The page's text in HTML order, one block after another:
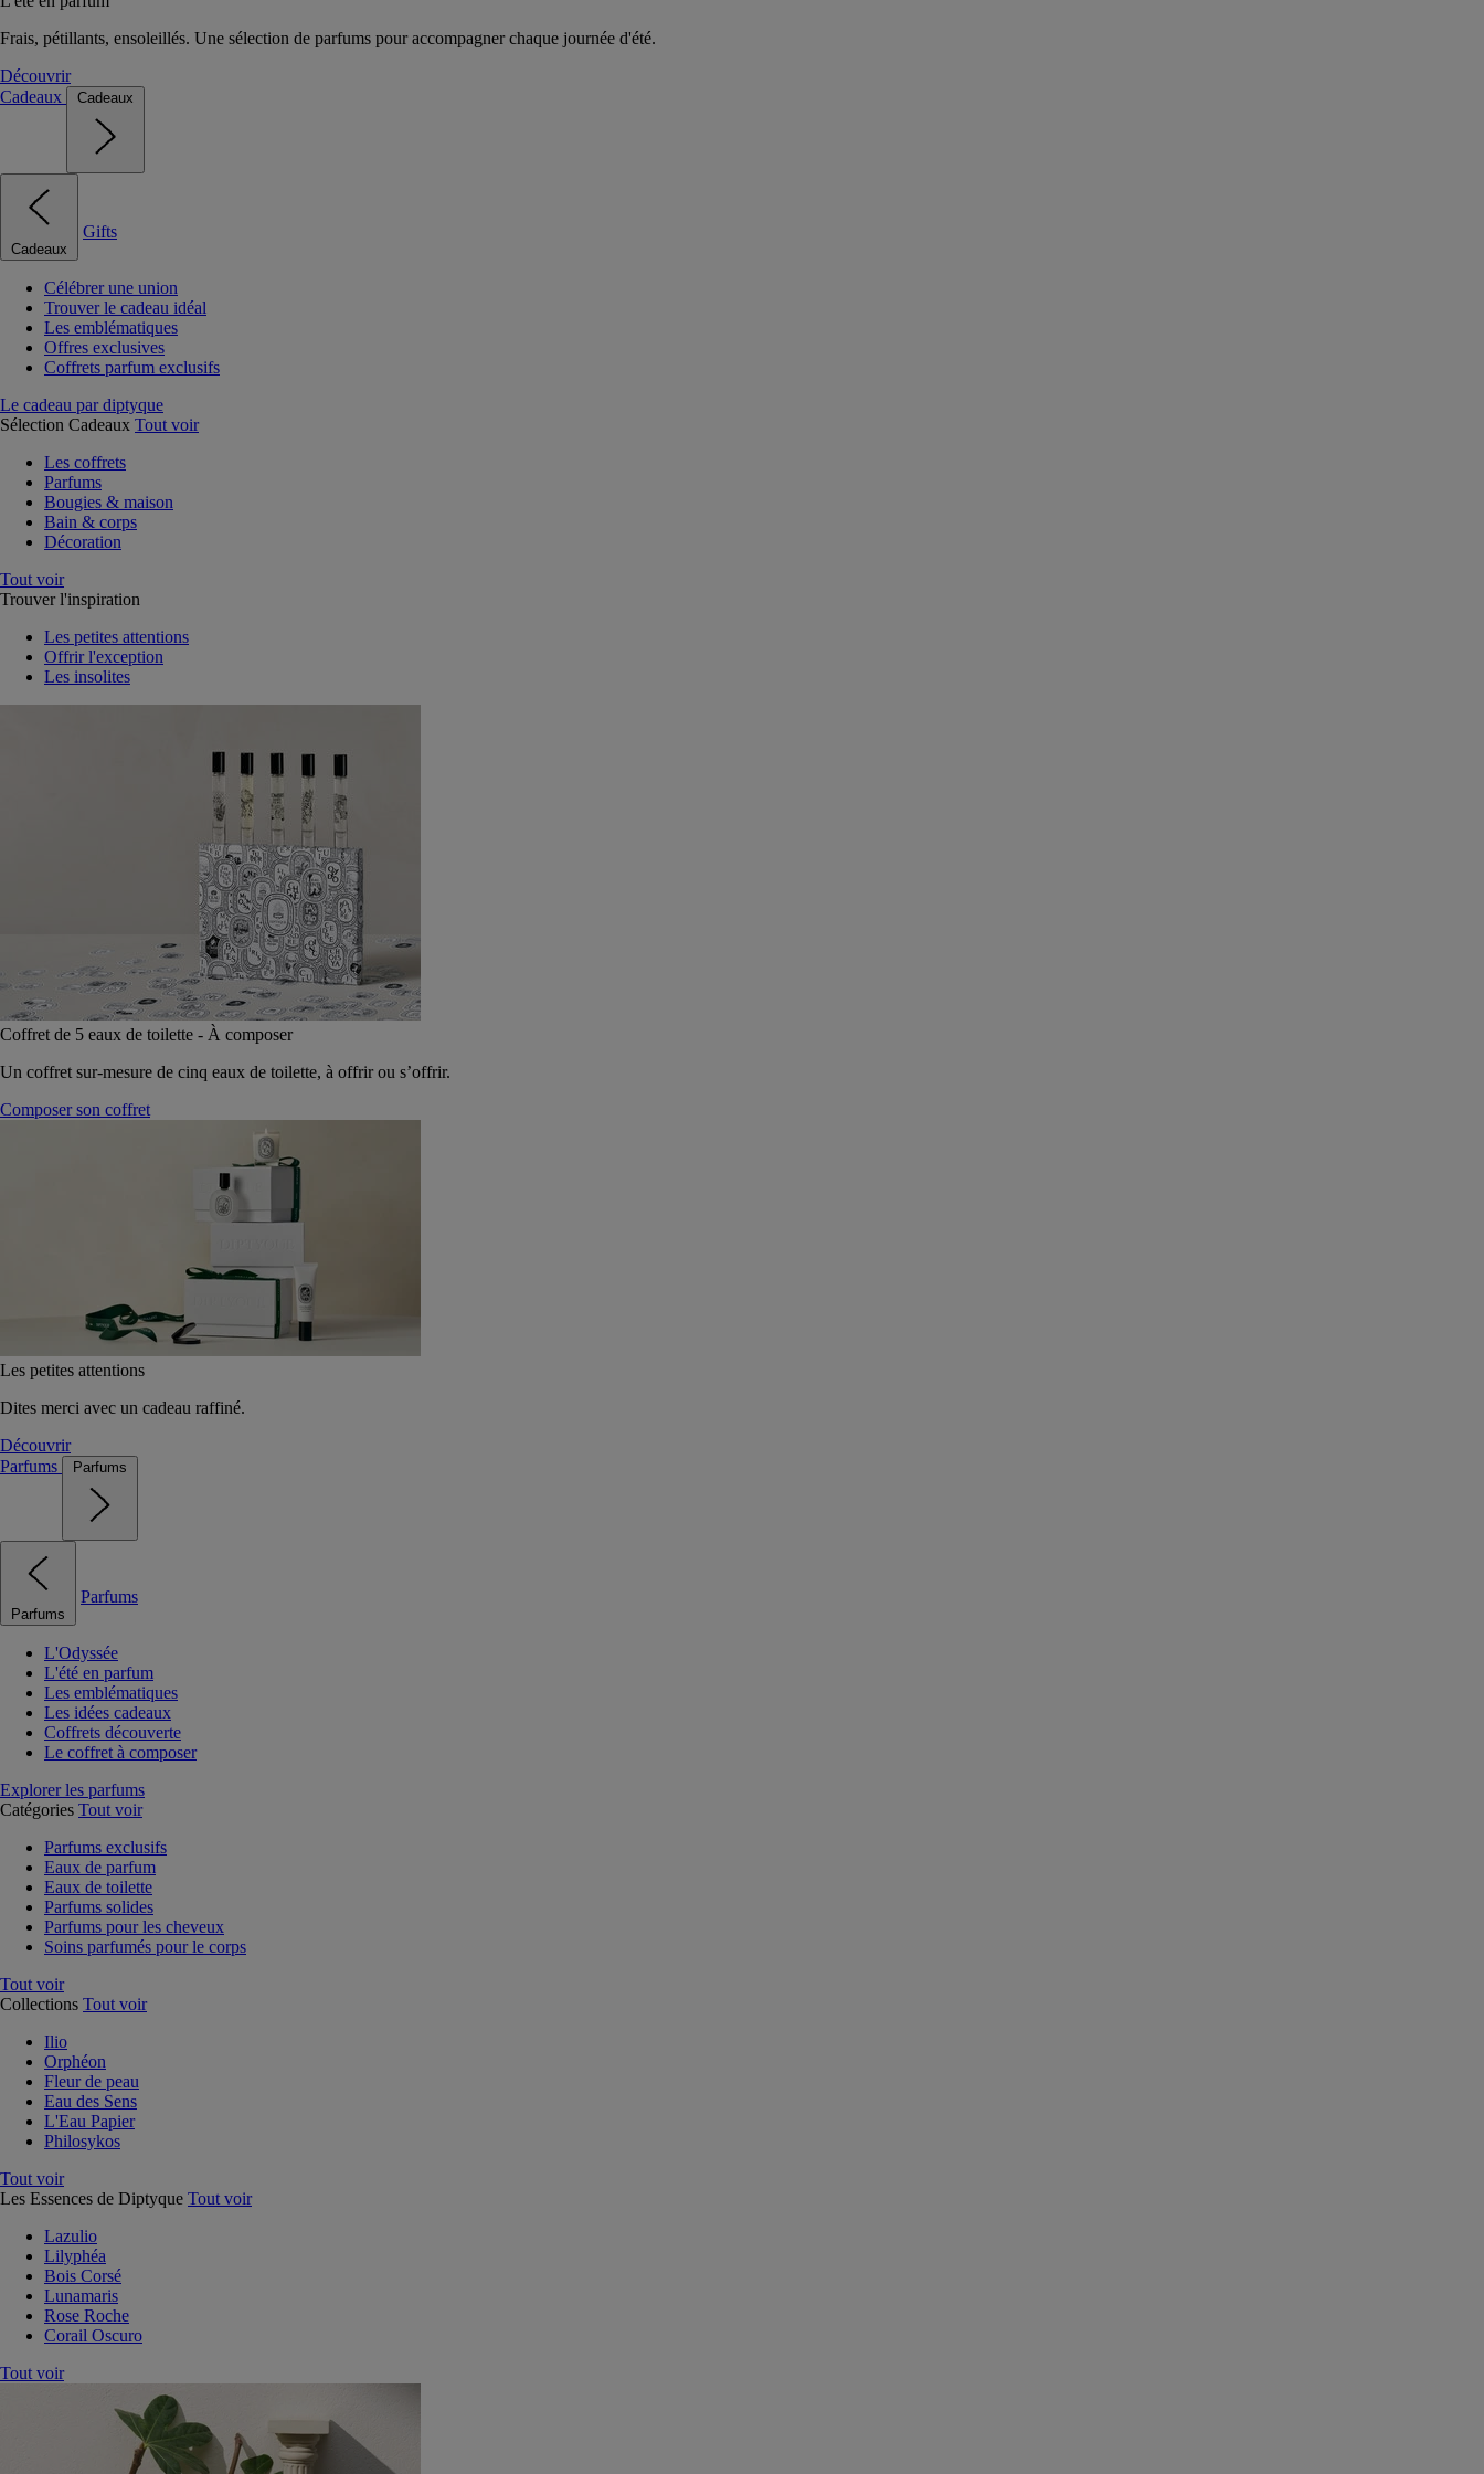
Frais, pétillants, ensoleillés. Une sélection de parfums pour accompagner chaque journée d'été.
Découvrir
Cadeaux
Cadeaux
Cadeaux
Gifts
Célébrer une union
Trouver le cadeau idéal
Les emblématiques
Offres exclusives
Coffrets parfum exclusifs
Le cadeau par diptyque
Sélection Cadeaux Tout voir
Les coffrets
Parfums
Bougies & maison
Bain & corps
Décoration
Tout voir
Trouver l'inspiration
Les petites attentions
Offrir l'exception
Les insolites
Coffret de 5 eaux de toilette - À composer
Un coffret sur-mesure de cinq eaux de toilette, à offrir ou s’offrir.
Composer son coffret
Les petites attentions
Dites merci avec un cadeau raffiné.
Découvrir
Parfums
Parfums
Parfums
Parfums
L'Odyssée
L'été en parfum
Les emblématiques
Les idées cadeaux
Coffrets découverte
Le coffret à composer
Explorer les parfums
Catégories Tout voir
Parfums exclusifs
Eaux de parfum
Eaux de toilette
Parfums solides
Parfums pour les cheveux
Soins parfumés pour le corps
Tout voir
Collections Tout voir
Ilio
Orphéon
Fleur de peau
Eau des Sens
L'Eau Papier
Philosykos
Tout voir
Les Essences de Diptyque Tout voir
Lazulio
Lilyphéa
Bois Corsé
Lunamaris
Rose Roche
Corail Oscuro
Tout voir